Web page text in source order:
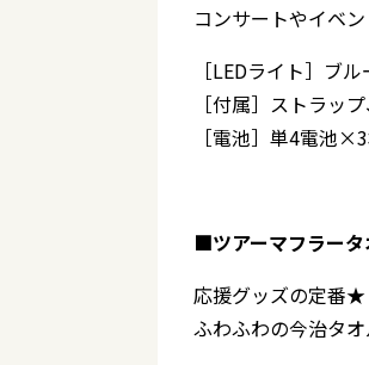
コンサートやイベ
［LEDライト］ブ
［付属］ストラッ
［電池］単4電池
■ツアーマフラー
応援グッズの定番★
ふわふわの今治タオ